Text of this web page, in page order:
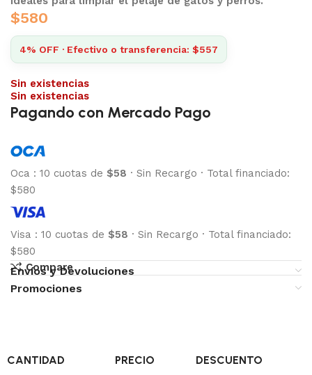
$580
4% OFF · Efectivo o transferencia: $557
Sin existencias
Sin existencias
Pagando con Mercado Pago
Oca : 10 cuotas de $58 · Sin Recargo · Total financiado:
$580
Visa : 10 cuotas de $58 · Sin Recargo · Total financiado:
$580
Compare
Envíos y Devoluciones
Promociones
CANTIDAD PRECIO DESCUENTO